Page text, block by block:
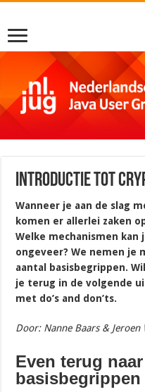
Introductie tot
Wanneer je aan de slag
komen er allerlei zaken
Welke mechanismen kan
ongeveer? We nemen je
aantal basisbegrippen.
je terug in de volgende
met do’s and don’ts.
Door: Nanne Baars & Jeroen
Even terug
basisbegrippen